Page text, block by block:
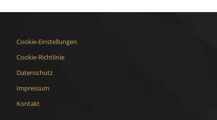
Cookie-Einstellungen
Cookie-Richtlinie
Datenschutz
Impressum
Kontakt